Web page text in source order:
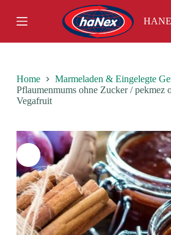
k
p
o
n
n
Home
Marmeladen & Eingelegte
Pflaumenmums ohne Zucker / pekmez
Vegafruit